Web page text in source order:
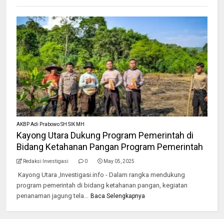
AKBP Adi Prabowo SH SIK MH
Kayong Utara Dukung Program Pemerintah di
Bidang Ketahanan Pangan Program Pemerintah
Redaksi Investigasi 0 May 05, 2025
Kayong Utara ,Investigasi.info - Dalam rangka mendukung
program pemerintah di bidang ketahanan pangan, kegiatan
penanaman jagung tela...
Baca Selengkapnya